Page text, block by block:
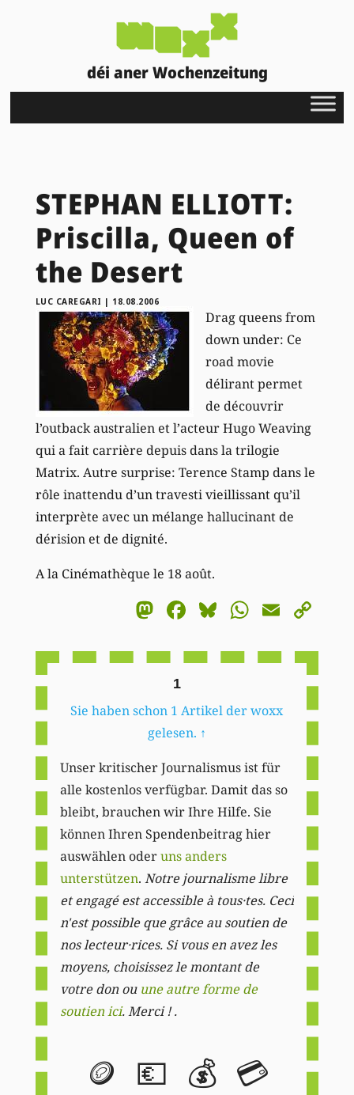
déi aner Wochenzeitung
STEPHAN ELLIOTT:
Priscilla, Queen of
the Desert
LUC CAREGARI | 18.08.2006
Drag queens from
down under: Ce
road movie
délirant permet
de découvrir
l’outback australien et l’acteur Hugo Weaving
qui a fait carrière depuis dans la trilogie
Matrix. Autre surprise: Terence Stamp dans le
rôle inattendu d’un travesti vieillissant qu’il
interprète avec un mélange hallucinant de
dérision et de dignité.
A la Cinémathèque le 18 août.
Mastodon
Facebook
BlueskyEmail
1
Sie haben schon 1 Artikel der woxx
gelesen. ↑
Unser kritischer Journalismus ist für
alle kostenlos verfügbar. Damit das so
bleibt, brauchen wir Ihre Hilfe. Sie
können Ihren Spendenbeitrag hier
auswählen oderuns anders
unterstützen. Notre journalisme libre
et engagé est accessible à tous·tes. Ceci
n'est possible que grâce au soutien de
nos lecteur·rices. Si vous en avez les
moyens, choisissez le montant de
votre don ou une autre forme de
soutien ici. Merci ! .
🪙 💶 💰 💳